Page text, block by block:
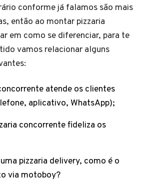
conforme já falamos são mais
então ao montar pizzaria
em como se diferenciar, para te
vamos relacionar alguns
atende os clientes
aplicativo, WhatsApp);
concorrente fideliza os
pizzaria delivery, como é o
via motoboy?